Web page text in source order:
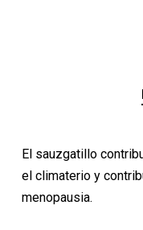
El sauzgatillo
el climaterio y
menopausia.